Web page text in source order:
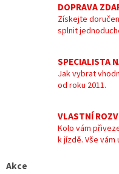
DOPRAVA
Získejte
splnit
SPECIALISTA
Jak vybrat
od roku 2011.
VLASTNÍ
Kolo vám
k jízdě. Vše vám
Akce